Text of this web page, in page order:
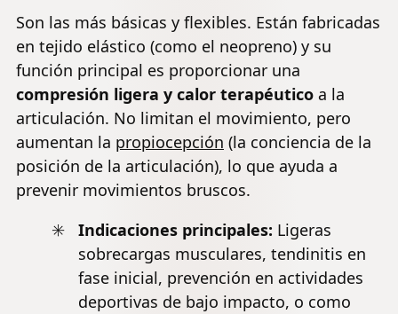
Son las más básicas y flexibles. Están fabricadas
en tejido elástico (como el neopreno) y su
función principal es proporcionar una
compresión ligera y calor terapéutico a la
articulación. No limitan el movimiento, pero
aumentan la propiocepción (la conciencia de la
posición de la articulación), lo que ayuda a
prevenir movimientos bruscos.
Indicaciones principales: Ligeras
sobrecargas musculares, tendinitis en
fase inicial, prevención en actividades
deportivas de bajo impacto, o como